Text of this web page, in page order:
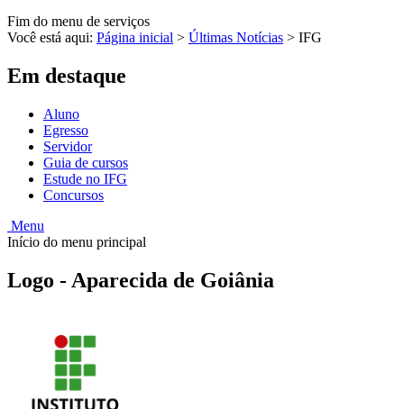
Fim do menu de serviços
Você está aqui: Página inicial > Últimas Notícias > IFG
Em destaque
Aluno
Egresso
Servidor
Guia de cursos
Estude no IFG
Concursos
Menu
Início do menu principal
Logo - Aparecida de Goiânia